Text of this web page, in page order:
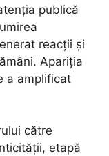
publică
reacții și
Apariția
a amplificat
către
etapă